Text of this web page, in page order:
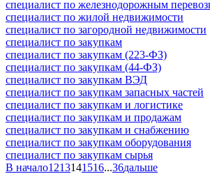
специалист по железнодорожным
специалист по жилой недвижимости
специалист по загородной недвижимости
специалист по закупкам
специалист по закупкам (223-ФЗ)
специалист по закупкам (44-ФЗ)
специалист по закупкам ВЭД
специалист по закупкам запасных частей
специалист по закупкам и логистике
специалист по закупкам и продажам
специалист по закупкам и снабжению
специалист по закупкам оборудования
специалист по закупкам сырья
В начало1213141516...36дальше